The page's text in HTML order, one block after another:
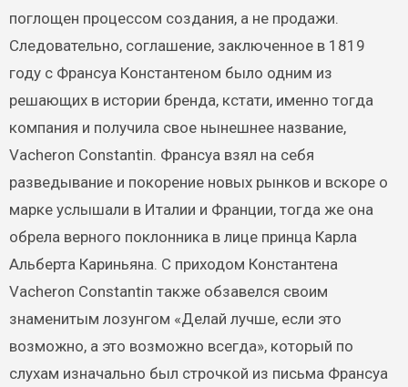
поглощен процессом создания, а не продажи.
Следовательно, соглашение, заключенное в 1819
году с Франсуа Константеном было одним из
решающих в истории бренда, кстати, именно тогда
компания и получила свое нынешнее название,
Vacheron Constantin. Франсуа взял на себя
разведывание и покорение новых рынков и вскоре о
марке услышали в Италии и Франции, тогда же она
обрела верного поклонника в лице принца Карла
Альберта Кариньяна. С приходом Константена
Vacheron Constantin также обзавелся своим
знаменитым лозунгом «Делай лучше, если это
возможно, а это возможно всегда», который по
слухам изначально был строчкой из письма Франсуа